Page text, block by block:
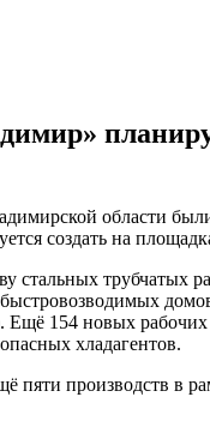
области
создать на
стальных трубчатых
154 новых
хладагентов.
пяти производств в